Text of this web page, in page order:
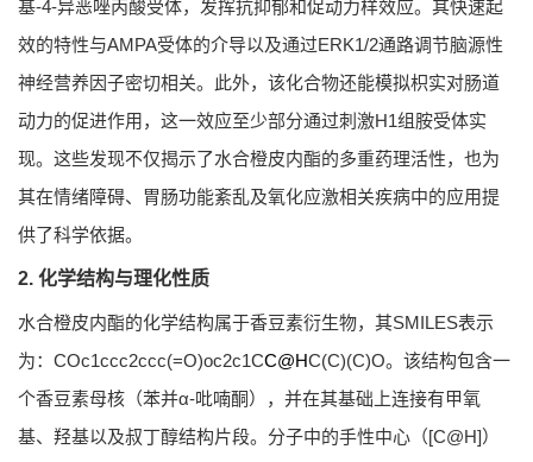
基-4-异恶唑丙酸受体，发挥抗抑郁和促动力样效应。其快速起
效的特性与AMPA受体的介导以及通过ERK1/2通路调节脑源性
神经营养因子密切相关。此外，该化合物还能模拟枳实对肠道
动力的促进作用，这一效应至少部分通过刺激H1组胺受体实
现。这些发现不仅揭示了水合橙皮内酯的多重药理活性，也为
其在情绪障碍、胃肠功能紊乱及氧化应激相关疾病中的应用提
供了科学依据。
2. 化学结构与理化性质
水合橙皮内酯的化学结构属于香豆素衍生物，其SMILES表示
为：COc1ccc2ccc(=O)oc2c1CC@HC(C)(C)O。该结构包含一
个香豆素母核（苯并α-吡喃酮），并在其基础上连接有甲氧
基、羟基以及叔丁醇结构片段。分子中的手性中心（[C@H]）